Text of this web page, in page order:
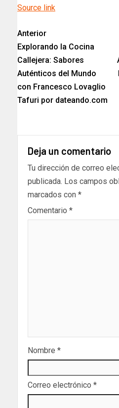
Source link
Anterior
Explorando la Cocina
Callejera: Sabores
Auténticos del Mundo
con Francesco Lovaglio
Tafuri por dateando.com
Deja un comentario
Tu dirección de correo
publicada. Los campos
marcados con *
Comentario *
Nombre *
Correo electrónico *